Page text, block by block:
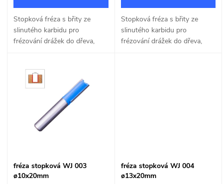
u
k
d
u
Stopková fréza s břity ze
slinutého karbidu pro
frézování drážek do dřeva,
Stopková fréza s břity ze
slinutého karbidu pro
frézování drážek do dřeva,
fréza stopková WJ 003
ø10x20mm
fréza stopková WJ 004
ø13x20mm